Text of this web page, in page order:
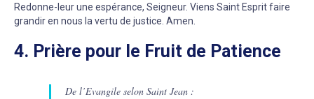
Redonne-leur une espérance, Seigneur. Viens Saint Esprit faire
grandir en nous la vertu de justice. Amen.
4. Prière pour le Fruit de Patience
De l’Evangile selon Saint Jean :